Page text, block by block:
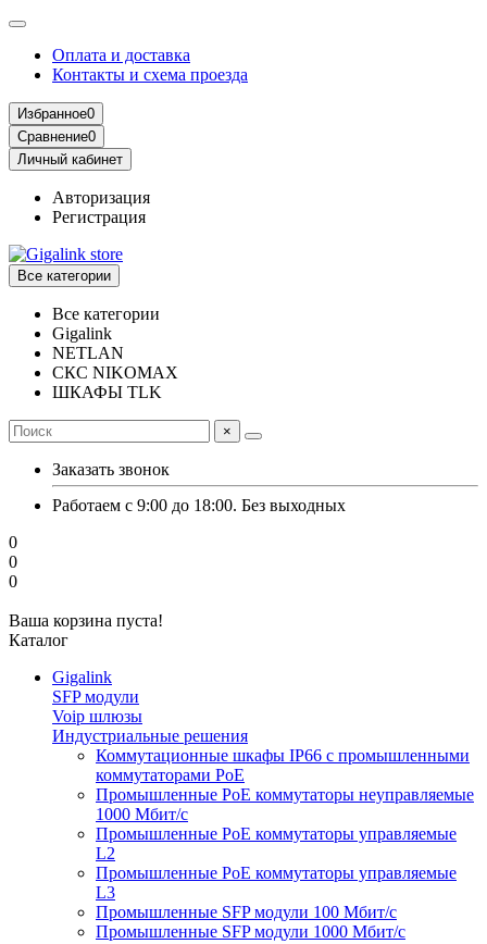
Оплата и доставка
Контакты и схема проезда
Избранное0
Сравнение0
Личный кабинет
Авторизация
Регистрация
Все категории
Все категории
Gigalink
NETLAN
СКС NIKOMAX
ШКАФЫ TLK
×
Заказать звонок
Работаем с 9:00 до 18:00. Без выходных
0
0
0
Ваша корзина пуста!
Каталог
Gigalink
SFP модули
Voip шлюзы
Индустриальные решения
Коммутационные шкафы IP66 c промышленными
коммутаторами PoE
Промышленные PoE коммутаторы неуправляемые
1000 Мбит/с
Промышленные PoE коммутаторы управляемые
L2
Промышленные PoE коммутаторы управляемые
L3
Промышленные SFP модули 100 Мбит/c
Промышленные SFP модули 1000 Мбит/c